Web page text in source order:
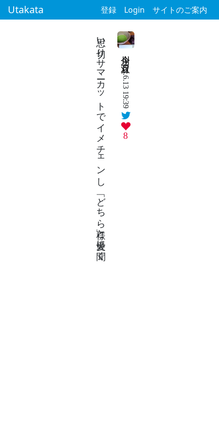
Utakata 登録 Login サイトのご案内
2024.6.13 19:39
8
思い切りサマーカットでイメチェンし 「どちら様」と愛犬に聞く